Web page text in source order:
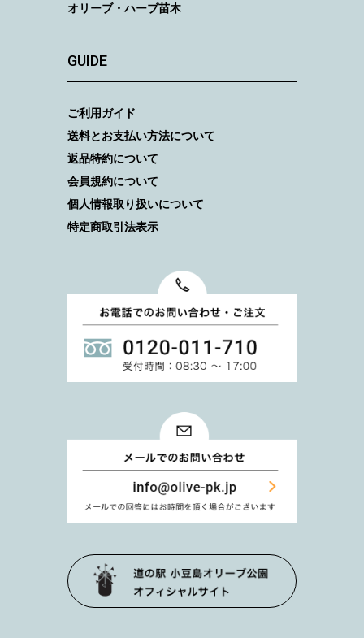
オリーブ・ハーブ苗木
GUIDE
ご利用ガイド
送料とお支払い方法について
返品特約について
会員規約について
個人情報取り扱いについて
特定商取引法表示